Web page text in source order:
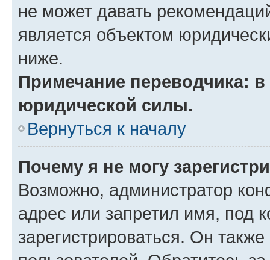
не может давать
является объектом
ниже.
Примечание переводчика:
юридической силы.
Вернуться к началу
Почему я не могу
Возможно, администратор
адрес или запретил имя, под
зарегистрироваться. Он